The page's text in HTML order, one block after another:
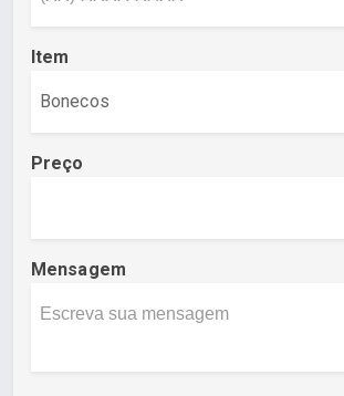
Item
Preço
Mensagem